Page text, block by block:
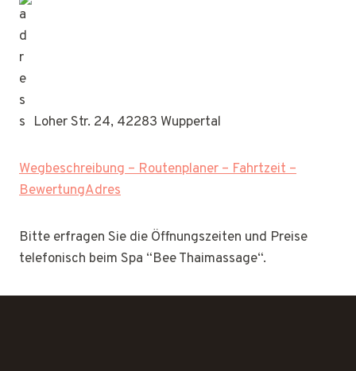
Loher Str. 24, 42283 Wuppertal
Wegbeschreibung – Routenplaner – Fahrtzeit –
BewertungAdres
Bitte erfragen Sie die Öffnungszeiten und Preise
telefonisch beim Spa “Bee Thaimassage“.